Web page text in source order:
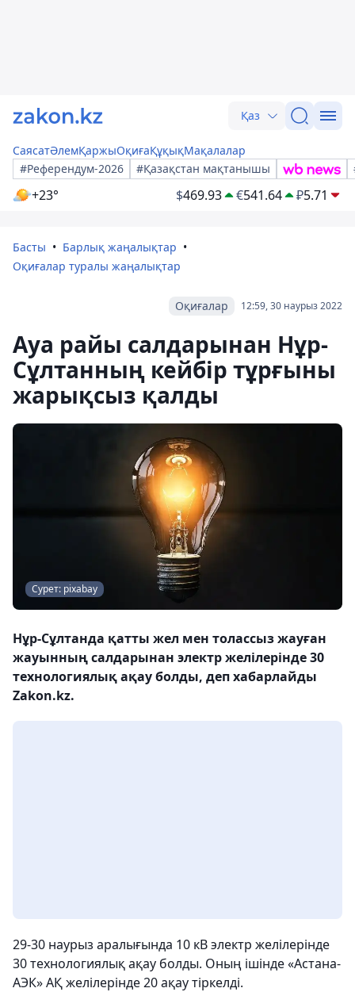
Қаз
СаясатӘлемҚаржыОқиғаҚұқықМақалалар
#Референдум-2026
#Қазақстан мақтанышы
+23° $469.93 €541.64 ₽5.71
Басты
Барлық жаңалықтар
Оқиғалар туралы жаңалықтар
12:59, 30 наурыз 2022
Оқиғалар
Ауа райы салдарынан Нұр-
Сұлтанның кейбір тұрғыны
жарықсыз қалды
Сурет: pixabay
Нұр-Сұлтанда қатты жел мен толассыз жауған
жауынның салдарынан электр желілерінде 30
технологиялық ақау болды, деп хабарлайды
Zakon.kz.
29-30 наурыз аралығында 10 кВ электр желілерінде
30 технологиялық ақау болды. Оның ішінде «Астана-
АЭК» АҚ желілерінде 20 ақау тіркелді.